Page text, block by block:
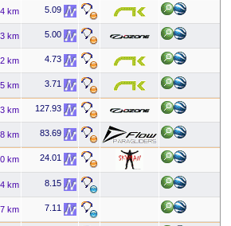
km 5.09
km 5.00
km 4.73
km 3.71
km 127.93
km 83.69
km 24.01
km 8.15
km 7.11